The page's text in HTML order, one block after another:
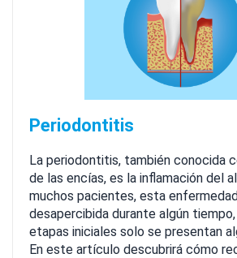
Periodontitis
La periodontitis, también conocida
de las encías, es la inflamación del
muchos pacientes, esta
desapercibida durante algún
etapas iniciales solo se presentan
En este artículo descubrirá cómo